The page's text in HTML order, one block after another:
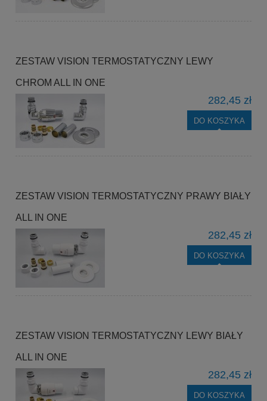
ZESTAW VISION TERMOSTATYCZNY LEWY
CHROM ALL IN ONE
282,45 zł
DO KOSZYKA
ZESTAW VISION TERMOSTATYCZNY PRAWY BIAŁY
ALL IN ONE
282,45 zł
DO KOSZYKA
ZESTAW VISION TERMOSTATYCZNY LEWY BIAŁY
ALL IN ONE
282,45 zł
DO KOSZYKA